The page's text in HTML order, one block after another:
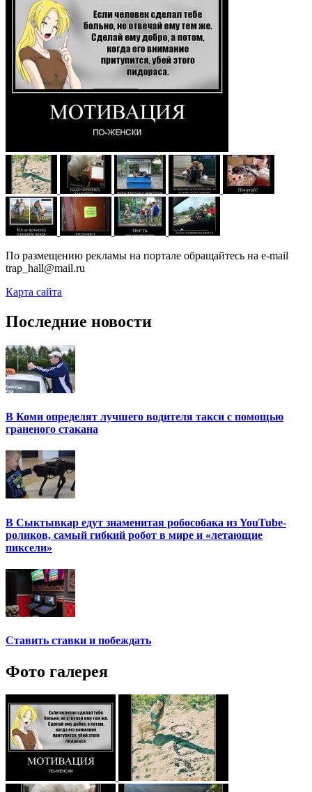
По размещению рекламы на портале обращайтесь на e-mail
trap_hall@mail.ru
Карта сайта
Последние новости
В Коми определят лучшего водителя такси с помощью
граненого стакана
В Сыктывкар едут знаменитая робособака из YouTube-
роликов, самый гибкий робот в мире и «летающие
пиксели»
Ставить ставки и побеждать
Фото галерея